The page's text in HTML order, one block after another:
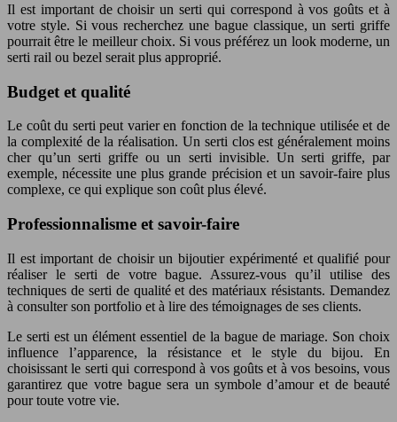
Il est important de choisir un serti qui correspond à vos goûts et à
votre style. Si vous recherchez une bague classique, un serti griffe
pourrait être le meilleur choix. Si vous préférez un look moderne, un
serti rail ou bezel serait plus approprié.
Budget et qualité
Le coût du serti peut varier en fonction de la technique utilisée et de
la complexité de la réalisation. Un serti clos est généralement moins
cher qu’un serti griffe ou un serti invisible. Un serti griffe, par
exemple, nécessite une plus grande précision et un savoir-faire plus
complexe, ce qui explique son coût plus élevé.
Professionnalisme et savoir-faire
Il est important de choisir un bijoutier expérimenté et qualifié pour
réaliser le serti de votre bague. Assurez-vous qu’il utilise des
techniques de serti de qualité et des matériaux résistants. Demandez
à consulter son portfolio et à lire des témoignages de ses clients.
Le serti est un élément essentiel de la bague de mariage. Son choix
influence l’apparence, la résistance et le style du bijou. En
choisissant le serti qui correspond à vos goûts et à vos besoins, vous
garantirez que votre bague sera un symbole d’amour et de beauté
pour toute votre vie.